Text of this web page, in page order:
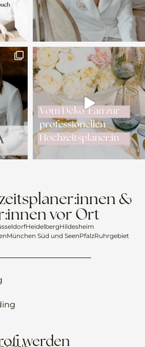
&
vor Ort
HeidelbergHildesheim
München Süd und SeenPfalzRuhrgebiet
werden